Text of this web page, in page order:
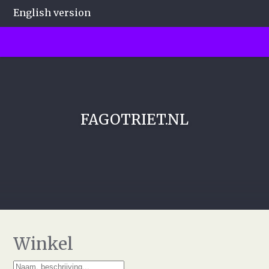
English version
FAGOTRIET.NL
Winkel